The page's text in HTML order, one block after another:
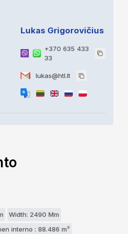
Lukas Grigorovičius
+370 635 433
33
lukas@htl.lt
Width: 2490 Mm
interno : 88.486 m³